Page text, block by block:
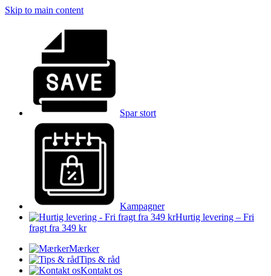
Skip to main content
Spar stort
Kampagner
Hurtig levering – Fri
fragt fra 349 kr
Mærker
Tips & råd
Kontakt os